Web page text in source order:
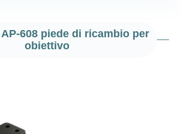
608 piede di ricambio per
obiettivo